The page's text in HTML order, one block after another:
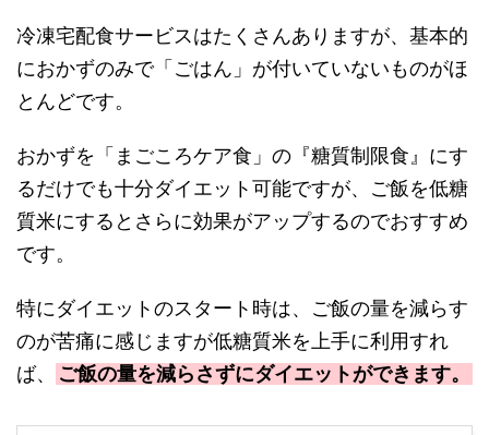
冷凍宅配食サービスはたくさんありますが、基本的
におかずのみで「ごはん」が付いていないものがほ
とんどです。
おかずを「まごころケア食」の『糖質制限食』にす
るだけでも十分ダイエット可能ですが、ご飯を低糖
質米にするとさらに効果がアップするのでおすすめ
です。
特にダイエットのスタート時は、ご飯の量を減らす
のが苦痛に感じますが低糖質米を上手に利用すれ
ば、
ご飯の量を減らさずにダイエットができます。